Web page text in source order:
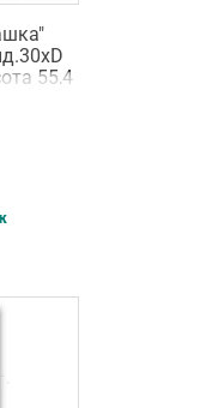
55,4